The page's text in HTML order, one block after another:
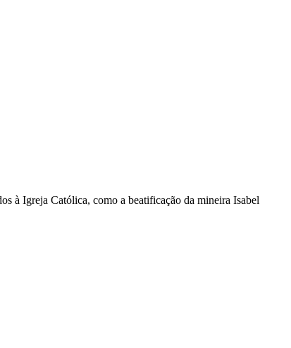
à Igreja Católica, como a beatificação da mineira Isabel